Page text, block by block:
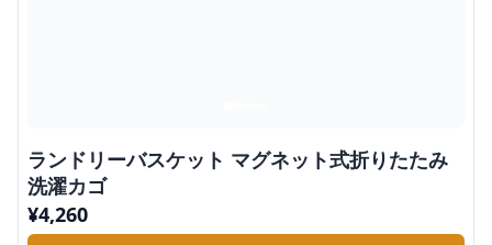
ランドリーバスケット マグネット式折りたたみ
洗濯カゴ
¥4,260